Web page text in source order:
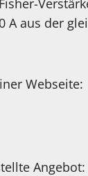
aus der
Webseite:
Angebot: